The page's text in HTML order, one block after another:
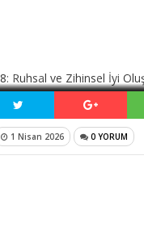
SOSYAL MEDYADA
1 Nisan 2026 0 YORUM